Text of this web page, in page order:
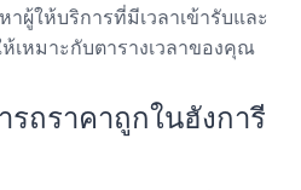
ผู้ให้บริการที่มีเวลาเข้ารับและ
เหมาะกับตารางเวลาของคุณ
รถราคาถูกในฮังการี